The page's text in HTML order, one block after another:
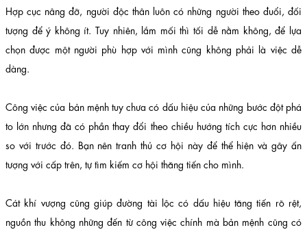
Hợp cục nâng đỡ, người độc thân luôn có những người theo đuổi, đối
tượng để ý không ít. Tuy nhiên, lắm mối thì tối dễ nằm không, để lựa
chọn được một người phù hợp với mình cũng không phải là việc dễ
dàng.
Công việc của bản mệnh tuy chưa có dấu hiệu của những bước đột phá
to lớn nhưng đã có phần thay đổi theo chiều hướng tích cực hơn nhiều
so với trước đó. Bạn nên tranh thủ cơ hội này để thể hiện và gây ấn
tượng với cấp trên, tự tìm kiếm cơ hội thăng tiến cho mình.
Cát khí vượng cũng giúp đường tài lộc có dấu hiệu tăng tiến rõ rệt,
nguồn thu không những đến từ công việc chính mà bản mệnh cũng có